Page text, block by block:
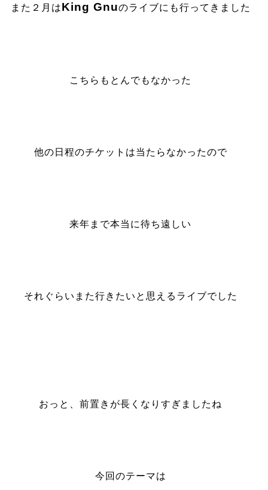
また２月はKing Gnuのライブにも行ってきました
こちらもとんでもなかった
他の日程のチケットは当たらなかったので
来年まで本当に待ち遠しい
それぐらいまた行きたいと思えるライブでした
おっと、前置きが長くなりすぎましたね
今回のテーマは